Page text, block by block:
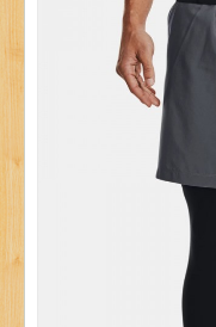
ĐỒ LÓT NỮ
ĐỒ LÓT TRẺ EM
SẢN PHẨM KHÁC